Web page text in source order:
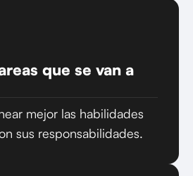
que se van a
mejor las habilidades
sus responsabilidades.